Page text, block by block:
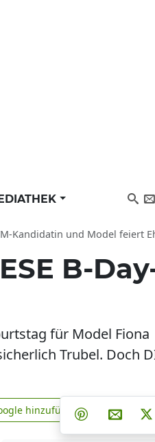
Model feiert Ehrentag als Neu-
B-
für Model Fiona
Trubel. Doch
zu Google hinzufügen
hinzufügen Teilen
Teilen auf
Per E-